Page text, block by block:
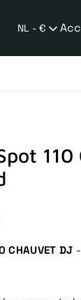
NL - €
110
CHAUVET DJ